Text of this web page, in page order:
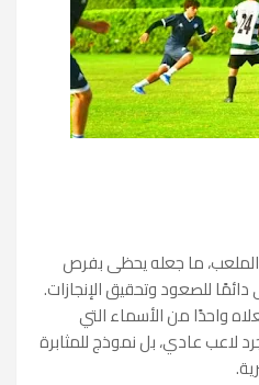
الملعب، ما جعله يحظى بفرص
للصعود وتحقيق الإنجازات.
واحدًا من الأسماء التي
لاعب عادي، بل نموذج للمثابرة